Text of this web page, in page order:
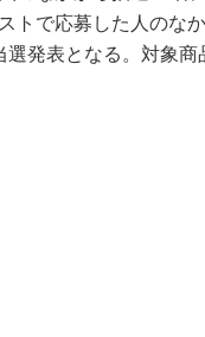
トで応募した人のな
発表となる。対象商